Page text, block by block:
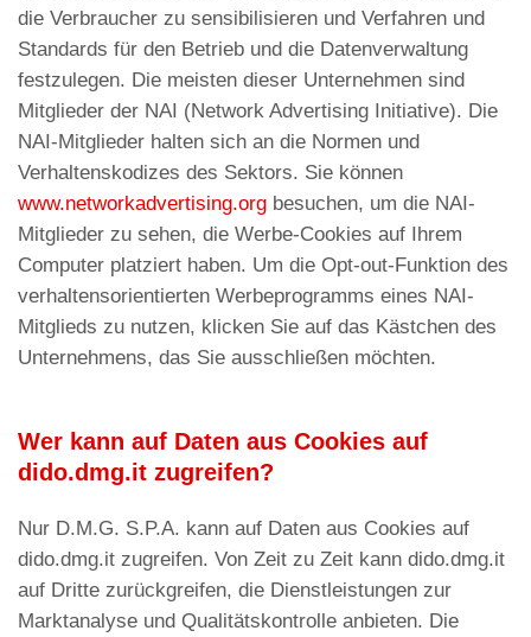
die Verbraucher zu sensibilisieren und Verfahren und
Standards für den Betrieb und die Datenverwaltung
festzulegen. Die meisten dieser Unternehmen sind
Mitglieder der NAI (Network Advertising Initiative). Die
NAI-Mitglieder halten sich an die Normen und
Verhaltenskodizes des Sektors. Sie können
www.networkadvertising.org besuchen, um die NAI-
Mitglieder zu sehen, die Werbe-Cookies auf Ihrem
Computer platziert haben. Um die Opt-out-Funktion des
verhaltensorientierten Werbeprogramms eines NAI-
Mitglieds zu nutzen, klicken Sie auf das Kästchen des
Unternehmens, das Sie ausschließen möchten.
Wer kann auf Daten aus Cookies auf
dido.dmg.it zugreifen?
Nur D.M.G. S.P.A. kann auf Daten aus Cookies auf
dido.dmg.it zugreifen. Von Zeit zu Zeit kann dido.dmg.it
auf Dritte zurückgreifen, die Dienstleistungen zur
Marktanalyse und Qualitätskontrolle anbieten. Die